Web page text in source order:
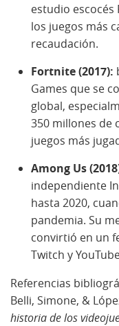
estudio
los juegos más
recaudación.
Fortnite (2017):
Games que se
global,
350 millones de
juegos más
Among Us
independiente
hasta 2020,
pandemia. Su
convirtió en un
Twitch y
Referencias
Belli, Simone, &
historia de los